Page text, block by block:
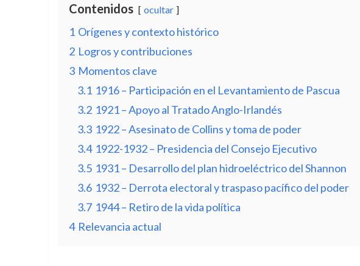
Contenidos ocultar
1 Orígenes y contexto histórico
2 Logros y contribuciones
3 Momentos clave
3.1 1916 – Participación en el Levantamiento de Pascua
3.2 1921 – Apoyo al Tratado Anglo-Irlandés
3.3 1922 – Asesinato de Collins y toma de poder
3.4 1922-1932 – Presidencia del Consejo Ejecutivo
3.5 1931 – Desarrollo del plan hidroeléctrico del Shannon
3.6 1932 – Derrota electoral y traspaso pacífico del poder
3.7 1944 – Retiro de la vida política
4 Relevancia actual